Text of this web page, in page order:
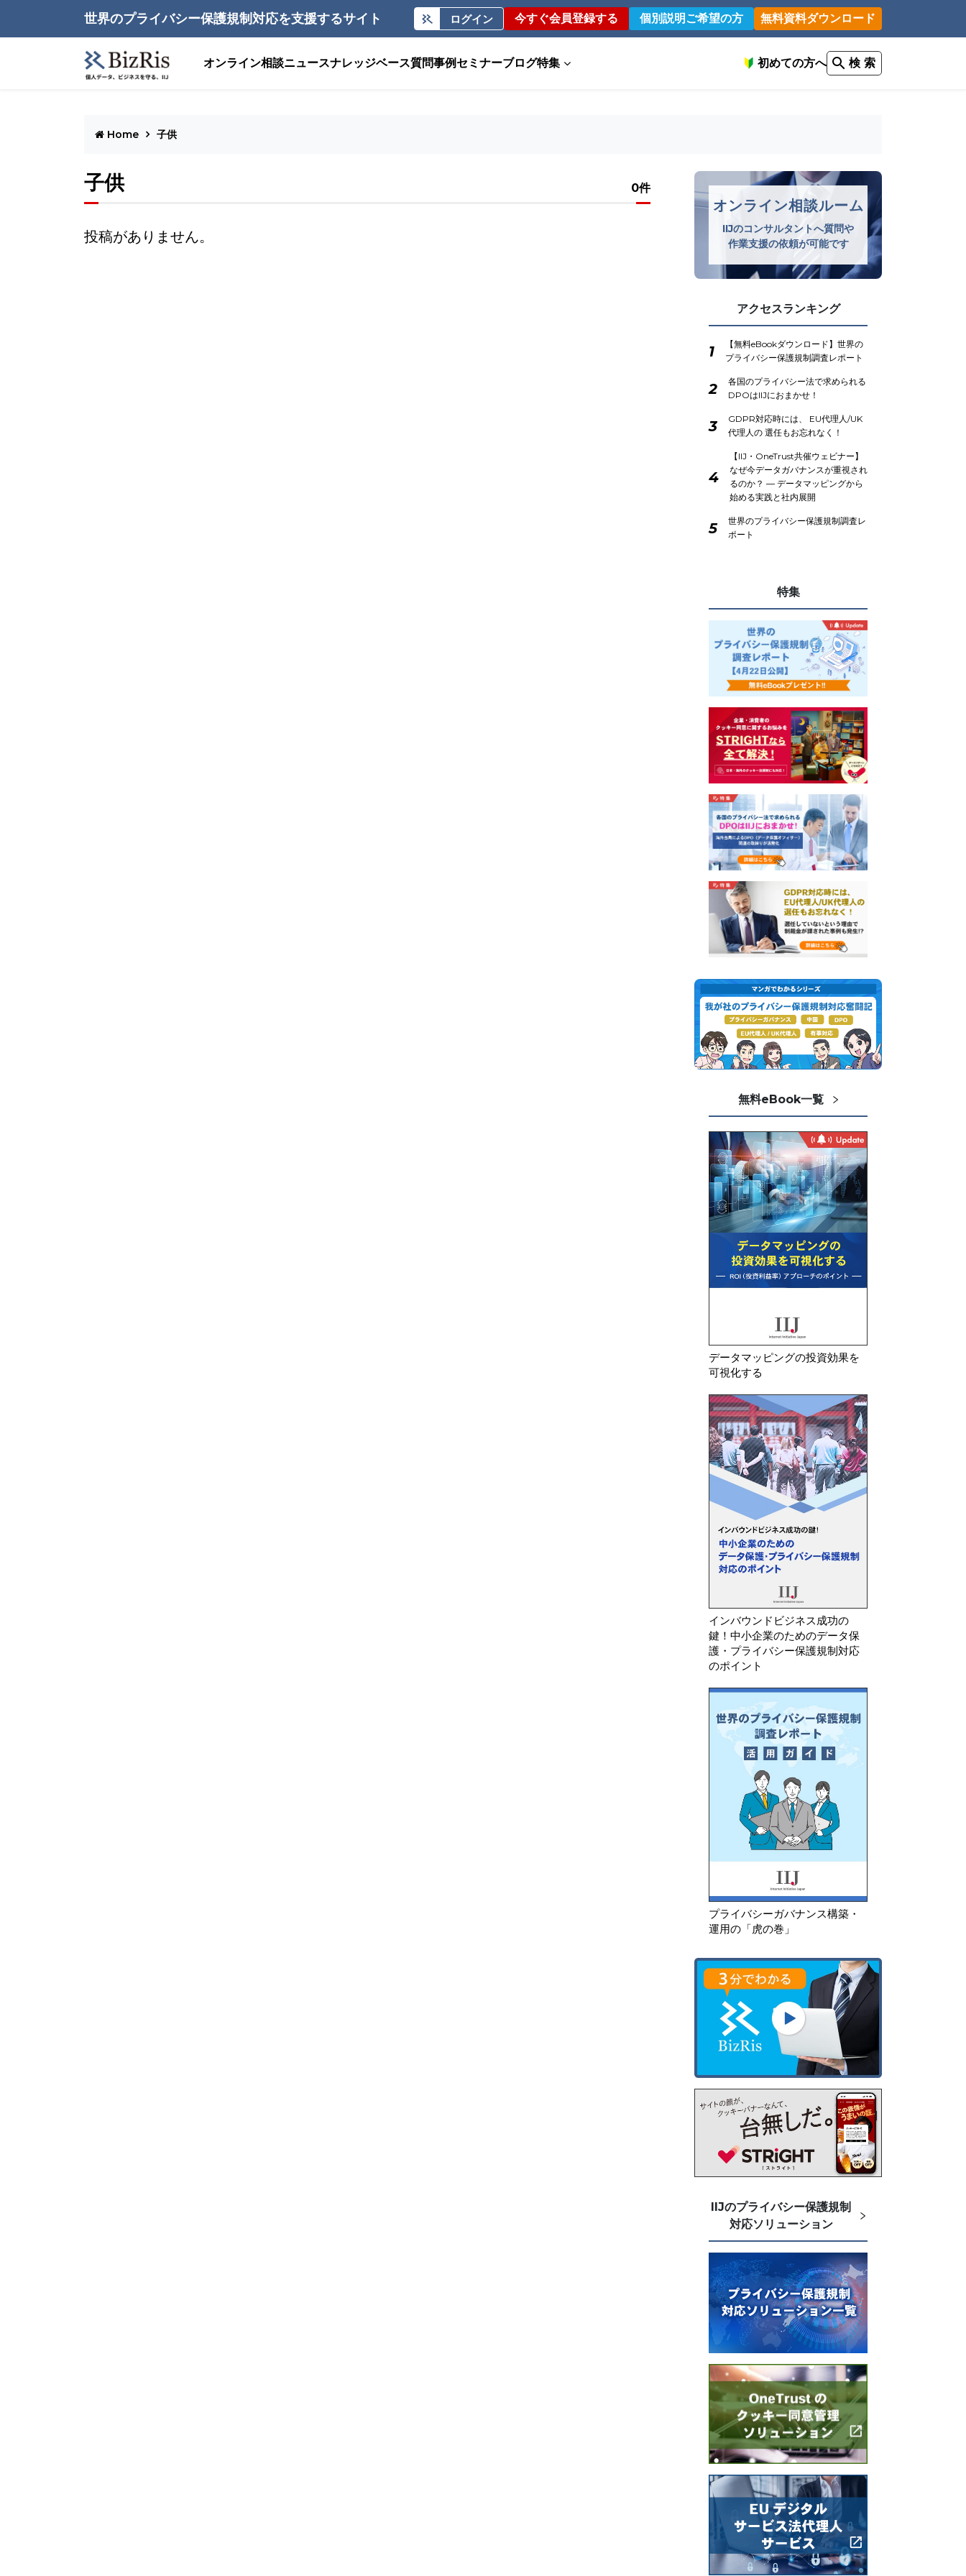
世界のプライバシー保護規制対応を支援するサイト ログイン 今すぐ会員登録する 個別説明ご希望の方 無料資料ダウンロード
オンライン相談ニュースナレッジベース質問事例 セミナーブログ特集 初めての方へ 検 索
Home 子供
子供 0件
投稿がありません。
オンライン相談ルーム
IIJのコンサルタントへ質問や
作業支援の依頼が可能です
アクセスランキング
1
【無料eBookダウンロード】世界の
プライバシー保護規制調査レポート
2
各国のプライバシー法で求められる
DPOはIIJにおまかせ！
3
GDPR対応時には、 EU代理人/UK
代理人の 選任もお忘れなく！
4
【IIJ・OneTrust共催ウェビナー】
なぜ今データガバナンスが重視され
るのか？ ― データマッピングから
始める実践と社内展開
5
世界のプライバシー保護規制調査レ
ポート
特集
無料eBook一覧
データマッピングの投資効果を
可視化する
インバウンドビジネス成功の
鍵！中小企業のためのデータ保
護・プライバシー保護規制対応
のポイント
プライバシーガバナンス構築・
運用の「虎の巻」
IIJのプライバシー保護規制
対応ソリューション